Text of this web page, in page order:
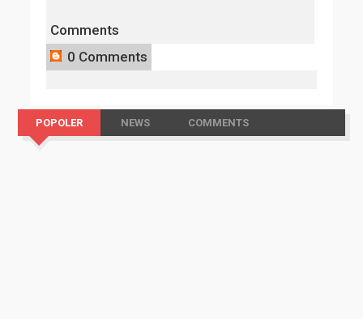
Comments
0 Comments
POPOLER NEWS COMMENTS